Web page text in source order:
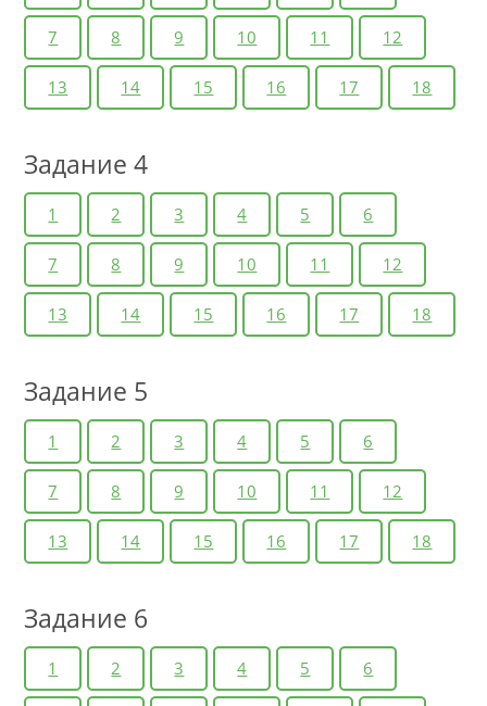
7 8 9 10 11 12
13 14 15 16 17 18
Задание 4
1 2 3 4 5 6
7 8 9 10 11 12
13 14 15 16 17 18
Задание 5
1 2 3 4 5 6
7 8 9 10 11 12
13 14 15 16 17 18
Задание 6
1 2 3 4 5 6